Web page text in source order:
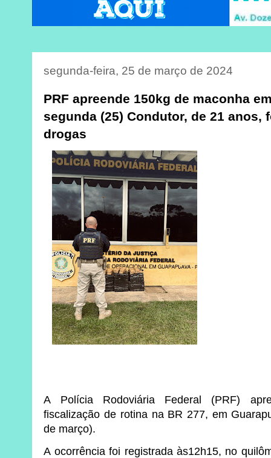
segunda-feira, 25 de março de 2024
PRF apreende 150kg de maconha
segunda (25) Condutor, de 21
drogas
A Polícia Rodoviária Federal (PRF)
fiscalização de rotina na BR 277, em
de março).
A ocorrência foi registrada às12h15, no